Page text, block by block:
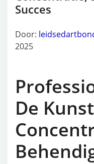
Succes
Door:
2025
De